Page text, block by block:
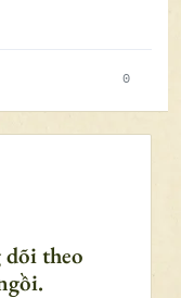
0
dõi theo